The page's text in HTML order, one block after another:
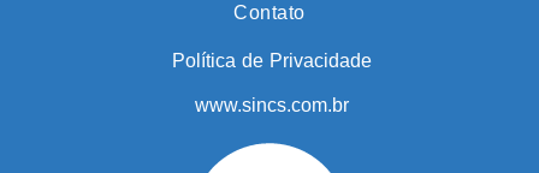
Contato
Política de Privacidade
www.sincs.com.br